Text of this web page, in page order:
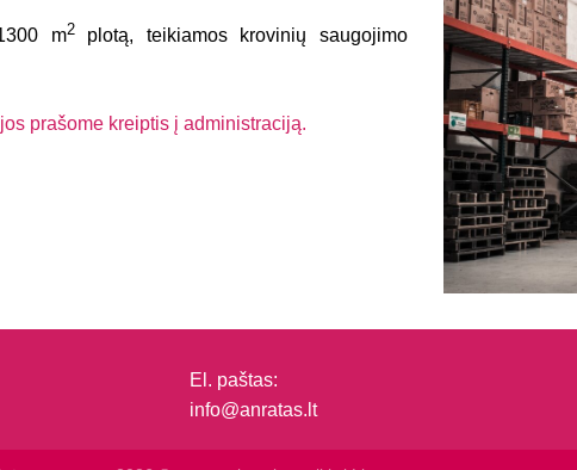
m2plotą, teikiamos krovinių saugojimo
prašome kreiptis į administraciją.
El. paštas:
info@anratas.lt